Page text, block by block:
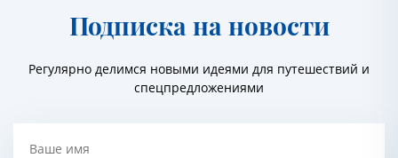
Подписка на новости
Регулярно делимся новыми идеями для путешествий и
спецпредложениями
Ваше имя